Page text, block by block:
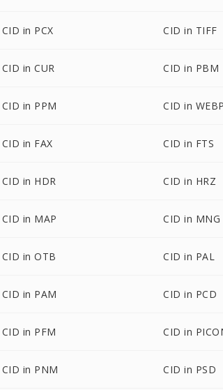
CID in PCX CID in TIFF
CID in CUR CID in PBM
CID in PPM CID in
CID in FAX CID in FTS
CID in HDR CID in HRZ
CID in MAP CID in MNG
CID in OTB CID in PAL
CID in PAM CID in PCD
CID in PFM CID in
CID in PNM CID in PSD